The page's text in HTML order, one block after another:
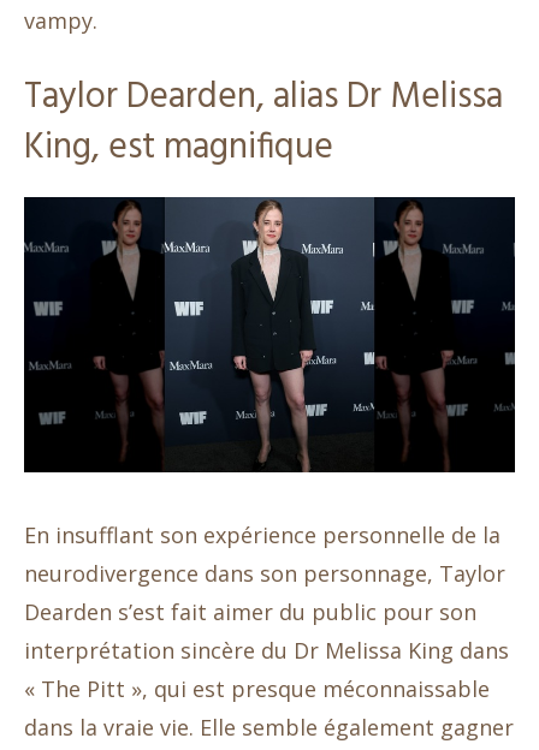
vampy.
Taylor Dearden, alias Dr Melissa
King, est magnifique
En insufflant son expérience personnelle de la
neurodivergence dans son personnage, Taylor
Dearden s’est fait aimer du public pour son
interprétation sincère du Dr Melissa King dans
« The Pitt », qui est presque méconnaissable
dans la vraie vie. Elle semble également gagner